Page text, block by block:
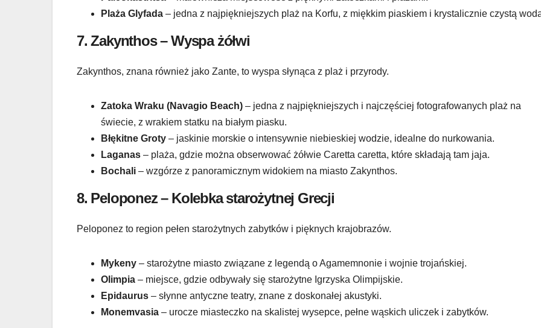
Plaża Glyfada – jedna z najpiękniejszych plaż na Korfu, z miękkim piaskiem i krystalicznie czystą
7.Zakynthos – Wyspa żółwi
Zakynthos, znana również jako Zante, to wyspa słynąca z plaż i przyrody.
Zatoka Wraku (Navagio Beach) – jedna z najpiękniejszych i najczęściej fotografowanych plaż na
świecie, z wrakiem statku na białym piasku.
Błękitne Groty – jaskinie morskie o intensywnie niebieskiej wodzie, idealne do nurkowania.
Laganas – plaża, gdzie można obserwować żółwie Caretta caretta, które składają tam jaja.
Bochali – wzgórze z panoramicznym widokiem na miasto Zakynthos.
8. Peloponez – Kolebka starożytnej Grecji
Peloponez to region pełen starożytnych zabytków i pięknych krajobrazów.
Mykeny – starożytne miasto związane z legendą o Agamemnonie i wojnie trojańskiej.
Olimpia – miejsce, gdzie odbywały się starożytne Igrzyska Olimpijskie.
Epidaurus – słynne antyczne teatry, znane z doskonałej akustyki.
Monemvasia – urocze miasteczko na skalistej wysepce, pełne wąskich uliczek i zabytków.